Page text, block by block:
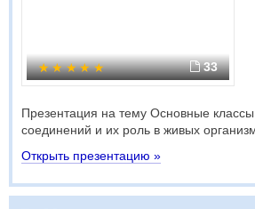
33
Презентация на тему Основные классы
соединений и их роль в живых
Открыть презентацию »